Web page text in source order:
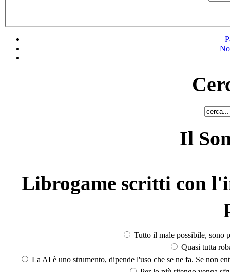
Il
Librogame scritti con
Tutto il male possibile, sono
Quasi tutta
La AI è uno strumento, dipende l'uso che se ne fa. Se non